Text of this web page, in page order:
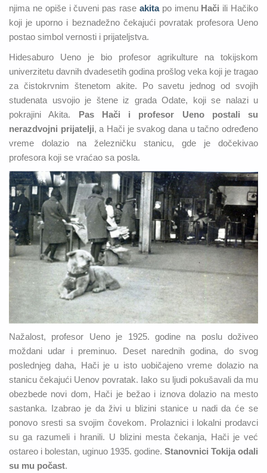
njima ne opiše i čuveni pas rase akitapo imenu Hači ili Hačiko
koji je uporno i beznadežno čekajući povratak profesora Ueno
postao simbol vernosti i prijateljstva.
Hidesaburo Ueno je bio profesor agrikulture na tokijskom
univerzitetu davnih dvadesetih godina prošlog veka koji je tragao
za čistokrvnim štenetom akite. Po savetu jednog od svojih
studenata usvojio je štene iz grada Odate, koji se nalazi u
pokrajini Akita. Pas Hači i profesor Ueno postali su
nerazdvojni prijatelji, a Hači je svakog dana u tačno određeno
vreme dolazio na železničku stanicu, gde je dočekivao
profesora koji se vraćao sa posla.
Nažalost, profesor Ueno je 1925. godine na poslu doživeo
moždani udar i preminuo. Deset narednih godina, do svog
poslednjeg daha, Hači je u isto uobičajeno vreme dolazio na
stanicu čekajući Uenov povratak. Iako su ljudi pokušavali da mu
obezbede novi dom, Hači je bežao i iznova dolazio na mesto
sastanka. Izabrao je da živi u blizini stanice u nadi da će se
ponovo sresti sa svojim čovekom. Prolaznici i lokalni prodavci
su ga razumeli i hranili. U blizini mesta čekanja, Hači je već
ostareo i bolestan, uginuo 1935. godine. Stanovnici Tokija odali
su mu počast.